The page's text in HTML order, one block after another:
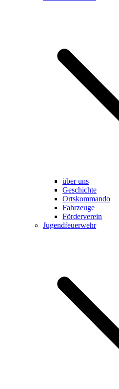
über uns
Geschichte
Ortskommando
Fahrzeuge
Förderverein
Jugendfeuerwehr